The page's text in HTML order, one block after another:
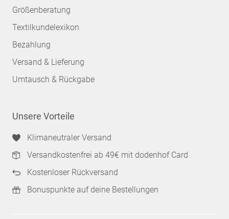
Größenberatung
Textilkundelexikon
Bezahlung
Versand & Lieferung
Umtausch & Rückgabe
Unsere Vorteile
Klimaneutraler Versand
Versandkostenfrei ab 49€ mit dodenhof Card
Kostenloser Rückversand
Bonuspunkte auf deine Bestellungen